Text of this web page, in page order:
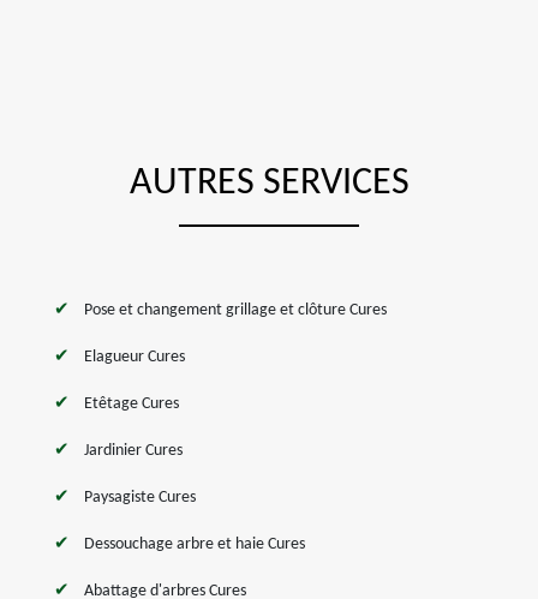
AUTRES SERVICES
Pose et changement grillage et clôture Cures
Elagueur Cures
Etêtage Cures
Jardinier Cures
Paysagiste Cures
Dessouchage arbre et haie Cures
Abattage d'arbres Cures